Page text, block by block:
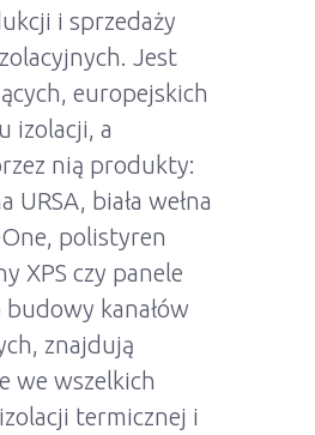
i sprzedaży
Jest
europejskich
izolacji, a
nią produkty:
URSA, biała wełna
polistyren
XPS czy panele
budowy kanałów
znajdują
we wszelkich
termicznej i